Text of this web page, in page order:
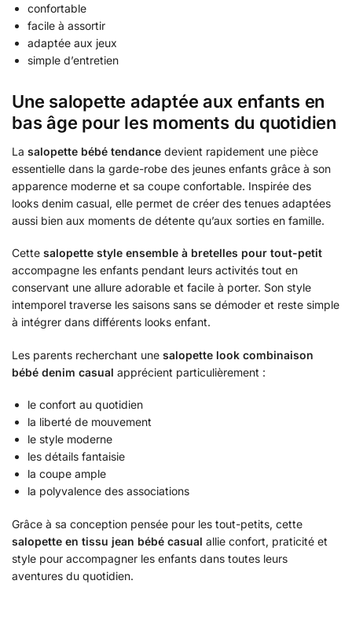
confortable
facile à assortir
adaptée aux jeux
simple d’entretien
Une salopette adaptée aux enfants en
bas âge pour les moments du quotidien
La salopette bébé tendance devient rapidement une pièce
essentielle dans la garde-robe des jeunes enfants grâce à son
apparence moderne et sa coupe confortable. Inspirée des
looks denim casual, elle permet de créer des tenues adaptées
aussi bien aux moments de détente qu’aux sorties en famille.
Cette salopette style ensemble à bretelles pour tout-petit
accompagne les enfants pendant leurs activités tout en
conservant une allure adorable et facile à porter. Son style
intemporel traverse les saisons sans se démoder et reste simple
à intégrer dans différents looks enfant.
Les parents recherchant une salopette look combinaison
bébé denim casual apprécient particulièrement :
le confort au quotidien
la liberté de mouvement
le style moderne
les détails fantaisie
la coupe ample
la polyvalence des associations
Grâce à sa conception pensée pour les tout-petits, cette
salopette en tissu jean bébé casual allie confort, praticité et
style pour accompagner les enfants dans toutes leurs
aventures du quotidien.